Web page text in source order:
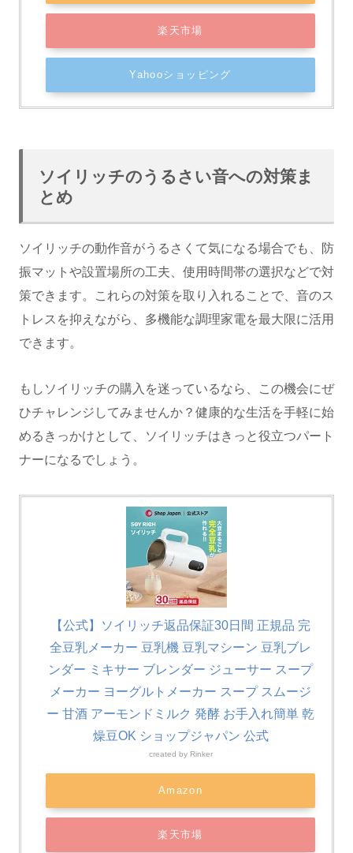
楽天市場
Yahooショッピング
ソイリッチのうるさい音への対策ま
とめ
ソイリッチの動作音がうるさくて気になる場合でも、防
振マットや設置場所の工夫、使用時間帯の選択などで対
策できます。これらの対策を取り入れることで、音のス
トレスを抑えながら、多機能な調理家電を最大限に活用
できます。
もしソイリッチの購入を迷っているなら、この機会にぜ
ひチャレンジしてみませんか？健康的な生活を手軽に始
めるきっかけとして、ソイリッチはきっと役立つパート
ナーになるでしょう。
【公式】ソイリッチ返品保証30日間 正規品 完
全豆乳メーカー 豆乳機 豆乳マシーン 豆乳ブレ
ンダー ミキサー ブレンダー ジューサー スープ
メーカー ヨーグルトメーカー スープ スムージ
ー 甘酒 アーモンドミルク 発酵 お手入れ簡単 乾
燥豆OK ショップジャパン 公式
created by Rinker
Amazon
楽天市場